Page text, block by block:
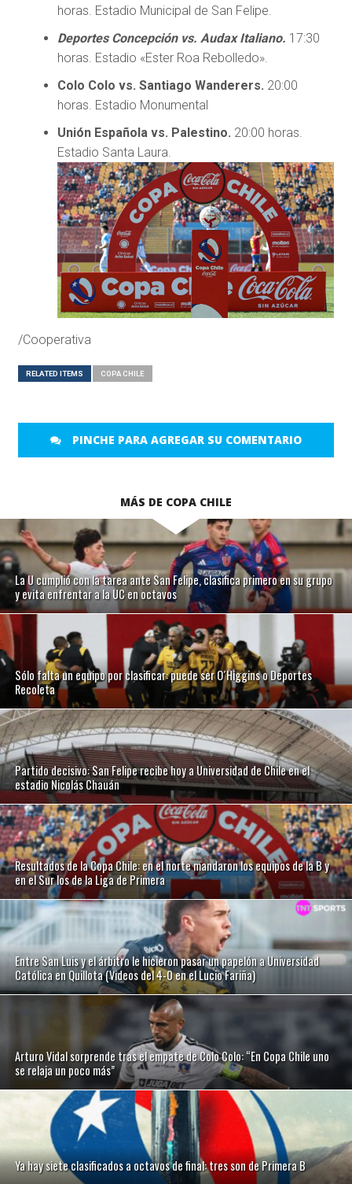
horas. Estadio Municipal de San Felipe.
Deportes Concepción vs. Audax Italiano. 17:30
horas. Estadio «Ester Roa Rebolledo».
Colo Colo vs. Santiago Wanderers. 20:00
horas. Estadio Monumental
Unión Española vs. Palestino. 20:00 horas.
Estadio Santa Laura.
/Cooperativa
RELATED ITEMS COPA CHILE
PINCHE PARA AGREGAR SU COMENTARIO
MÁS DE COPA CHILE
La U cumplió con la tarea ante San Felipe, clasifica primero en su grupo
y evita enfrentar a la UC en octavos
Sólo falta un equipo por clasificar: puede ser O´Higgins o Deportes
Recoleta
Partido decisivo: San Felipe recibe hoy a Universidad de Chile en el
estadio Nicolás Chauán
Resultados de la Copa Chile: en el norte mandaron los equipos de la B y
en el Sur los de la Liga de Primera
Entre San Luis y el árbitro le hicieron pasar un papelón a Universidad
Católica en Quillota (Videos del 4-0 en el Lucio Fariña)
Arturo Vidal sorprende tras el empate de Colo Colo: “En Copa Chile uno
se relaja un poco más”
Ya hay siete clasificados a octavos de final: tres son de Primera B